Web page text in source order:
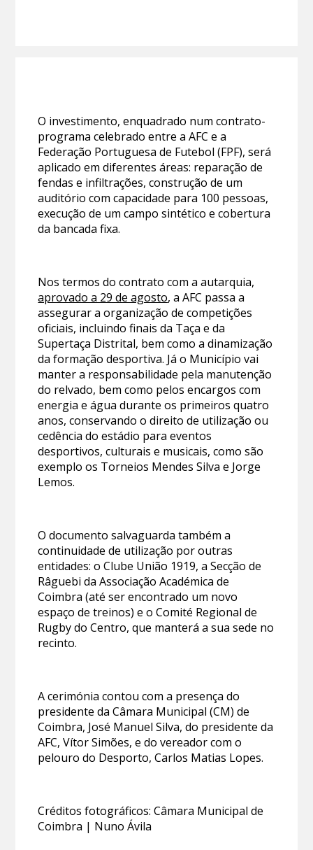
O investimento, enquadrado num contrato-
programa celebrado entre a AFC e a
Federação Portuguesa de Futebol (FPF), será
aplicado em diferentes áreas: reparação de
fendas e infiltrações, construção de um
auditório com capacidade para 100 pessoas,
execução de um campo sintético e cobertura
da bancada fixa.
Nos termos do contrato com a autarquia,
aprovado a 29 de agosto, a AFC passa a
assegurar a organização de competições
oficiais, incluindo finais da Taça e da
Supertaça Distrital, bem como a dinamização
da formação desportiva. Já o Município vai
manter a responsabilidade pela manutenção
do relvado, bem como pelos encargos com
energia e água durante os primeiros quatro
anos, conservando o direito de utilização ou
cedência do estádio para eventos
desportivos, culturais e musicais, como são
exemplo os Torneios Mendes Silva e Jorge
Lemos.
O documento salvaguarda também a
continuidade de utilização por outras
entidades: o Clube União 1919, a Secção de
Râguebi da Associação Académica de
Coimbra (até ser encontrado um novo
espaço de treinos) e o Comité Regional de
Rugby do Centro, que manterá a sua sede no
recinto.
A cerimónia contou com a presença do
presidente da Câmara Municipal (CM) de
Coimbra, José Manuel Silva, do presidente da
AFC, Vítor Simões, e do vereador com o
pelouro do Desporto, Carlos Matias Lopes.
Créditos fotográficos: Câmara Municipal de
Coimbra | Nuno Ávila